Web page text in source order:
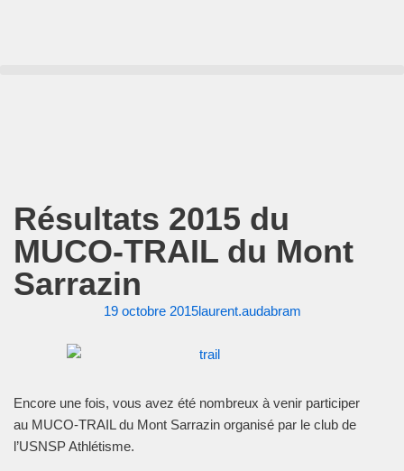
Résultats 2015 du
MUCO-TRAIL du Mont
Sarrazin
19 octobre 2015laurent.audabram
Encore une fois, vous avez été nombreux à venir participer
au MUCO-TRAIL du Mont Sarrazin organisé par le club de
l’USNSP Athlétisme.